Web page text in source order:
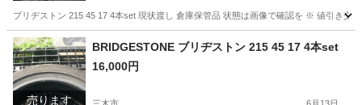
ブリヂストン 215 45 17 4本set 現状渡し 倉庫保管品 状態は画像で確認を ※ 値引き
兵庫 三木市 ブリヂストン
売ります
BRIDGESTONE ブリヂストン 215 45 17 4本set
16,000円